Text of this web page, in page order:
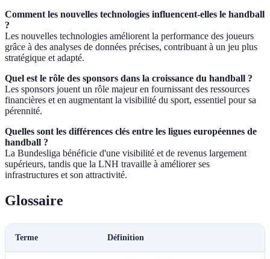
Comment les nouvelles technologies influencent-elles le handball
?
Les nouvelles technologies améliorent la performance des joueurs
grâce à des analyses de données précises, contribuant à un jeu plus
stratégique et adapté.
Quel est le rôle des sponsors dans la croissance du handball ?
Les sponsors jouent un rôle majeur en fournissant des ressources
financières et en augmentant la visibilité du sport, essentiel pour sa
pérennité.
Quelles sont les différences clés entre les ligues européennes de
handball ?
La Bundesliga bénéficie d'une visibilité et de revenus largement
supérieurs, tandis que la LNH travaille à améliorer ses
infrastructures et son attractivité.
Glossaire
Terme Définition